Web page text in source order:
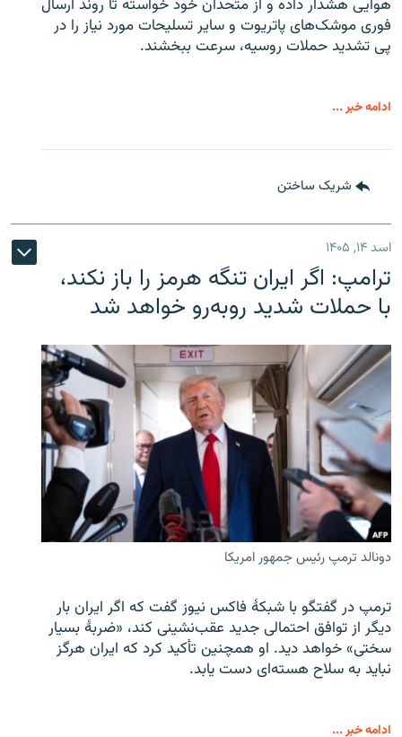
هوایی هشدار داده و از متحدان خود خواسته تا روند ارسال
فوری موشک‌های پاتریوت و سایر تسلیحات مورد نیاز را در
پی تشدید حملات روسیه، سرعت ببخشند.
ادامه خبر ...
شریک ساختن
اسد ۱۴, ۱۴۰۵
ترامپ: اگر ایران تنگه هرمز را باز نکند،
با حملات شدید روبه‌رو خواهد شد
دونالد ترمپ رئیس جمهور امریکا
ترمپ در گفتگو با شبکهٔ فاکس نیوز گفت که اگر ایران بار
دیگر از توافق احتمالی جدید عقب‌نشینی کند، «ضربهٔ بسیار
سختی» خواهد دید. او همچنین تأکید کرد که ایران هرگز
نباید به سلاح هسته‌ای دست یابد.
ادامه خبر ...